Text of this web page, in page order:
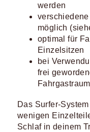
werden
möglich
optimal für
Einzelsitzen
bei
frei
Das Surfer-
wenigen
Schlaf in deinem